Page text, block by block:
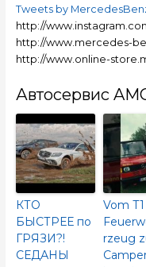
Tweets by
http://
http://www.mercedes-
http://www.online-
Автосервис
КТО
БЫСТРЕЕ по
ГРЯЗИ?!
СЕДАНЫ
Vom T1
rzeug